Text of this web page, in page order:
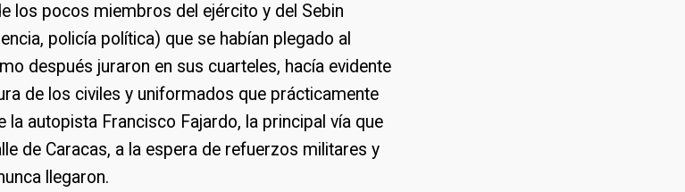
los pocos miembros del ejército y del Sebin
policía política) que se habían plegado al
después juraron en sus cuarteles, hacía evidente
de los civiles y uniformados que prácticamente
autopista Francisco Fajardo, la principal vía que
de Caracas, a la espera de refuerzos militares y
llegaron.